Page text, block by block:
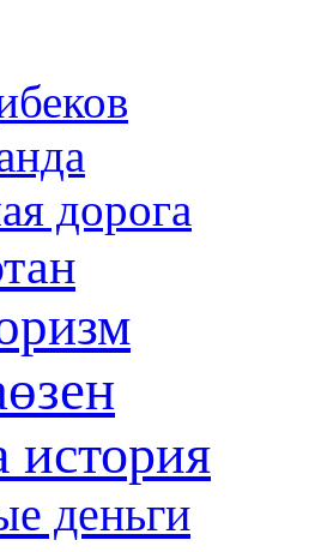
дорога
история
деньги